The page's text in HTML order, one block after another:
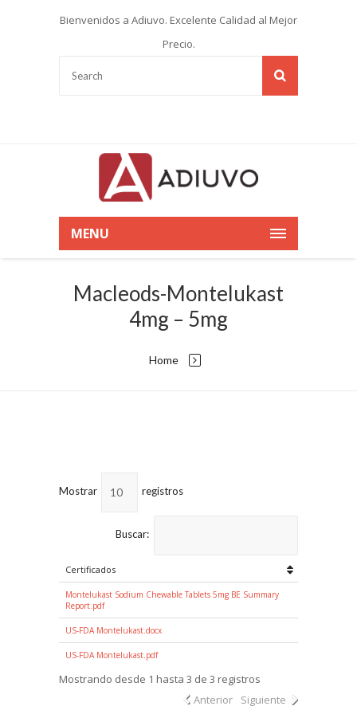
Bienvenidos a Adiuvo. Excelente Calidad al Mejor
Precio.
MENU
Macleods-Montelukast
4mg – 5mg
Home
Mostrar registros
Buscar:
Certificados
Montelukast Sodium Chewable Tablets 5mg BE Summary
Report.pdf
US-FDA Montelukast.docx
US-FDA Montelukast.pdf
Mostrando desde 1 hasta 3 de 3 registros
Anterior
Siguiente